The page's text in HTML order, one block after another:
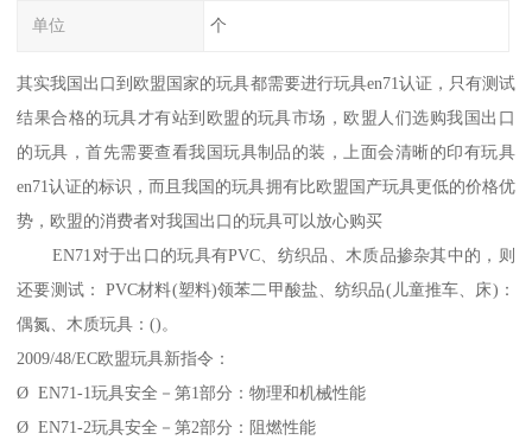
单位 个
其实我国出口到欧盟国家的玩具都需要进行玩具en71认证，只有测试
结果合格的玩具才有站到欧盟的玩具市场，欧盟人们选购我国出口
的玩具，首先需要查看我国玩具制品的装，上面会清晰的印有玩具
en71认证的标识，而且我国的玩具拥有比欧盟国产玩具更低的价格优
势，欧盟的消费者对我国出口的玩具可以放心购买
EN71对于出口的玩具有PVC、纺织品、木质品掺杂其中的，则
还要测试： PVC材料(塑料)领苯二甲酸盐、纺织品(儿童推车、床)：
偶氮、木质玩具：()。
2009/48/EC欧盟玩具新指令：
Ø EN71-1玩具安全－第1部分：物理和机械性能
Ø EN71-2玩具安全－第2部分：阻燃性能